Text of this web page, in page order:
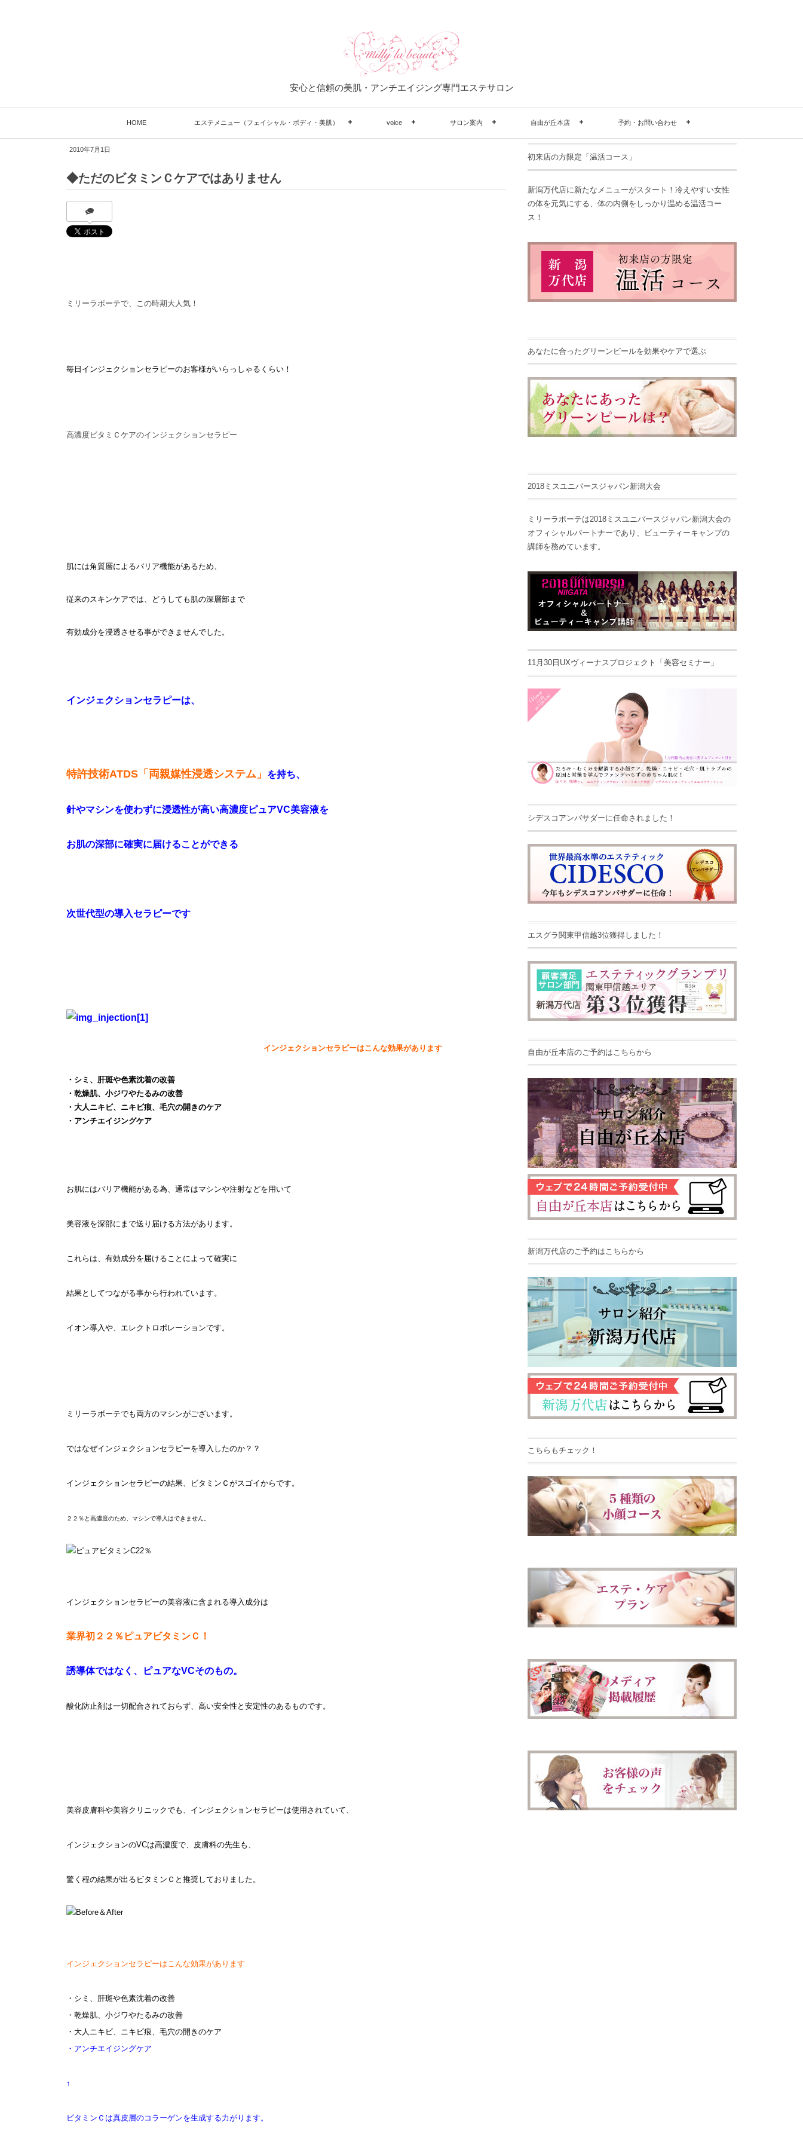
安心と信頼の美肌・アンチエイジング専門エステサロン
HOME エステメニュー（フェイシャル・ボディ・美肌） voice サロン案内 自由が丘本店 予約・お問い合わせ
2010年7月1日
◆ただのビタミンＣケアではありません
ミリーラボーテで、この時期大人気！
毎日インジェクションセラピーのお客様がいらっしゃるくらい！
高濃度ビタミＣケアのインジェクションセラピー
肌には角質層によるバリア機能があるため、
従来のスキンケアでは、どうしても肌の深層部まで
有効成分を浸透させる事ができませんでした。
インジェクションセラピーは、
特許技術ATDS「両親媒性浸透システム」 を持ち、
針やマシンを使わずに浸透性が高い高濃度ピュアVC美容液を
お肌の深部に確実に届けることができる
次世代型の導入セラピーです
インジェクションセラピーはこんな効果があります
・シミ、肝斑や色素沈着の改善
・乾燥肌、小ジワやたるみの改善
・大人ニキビ、ニキビ痕、毛穴の開きのケア
・アンチエイジングケア
お肌にはバリア機能がある為、通常はマシンや注射などを用いて
美容液を深部にまで送り届ける方法があります。
これらは、有効成分を届けることによって確実に
結果としてつながる事から行われています。
イオン導入や、エレクトロポレーションです。
ミリーラボーテでも両方のマシンがございます。
ではなぜインジェクションセラピーを導入したのか？？
インジェクションセラピーの結果、ビタミンＣがスゴイからです。
２２％と高濃度のため、マシンで導入はできません。
インジェクションセラピーの美容液に含まれる導入成分は
業界初２２％ピュアビタミンＣ！
誘導体ではなく、ピュアなVCそのもの。
酸化防止剤は一切配合されておらず、高い安全性と安定性のあるものです。
美容皮膚科や美容クリニックでも、インジェクションセラピーは使用されていて、
インジェクションのVCは高濃度で、皮膚科の先生も、
驚く程の結果が出るビタミンＣと推奨しておりました。
インジェクションセラピーはこんな効果があります
・シミ、肝斑や色素沈着の改善
・乾燥肌、小ジワやたるみの改善
・大人ニキビ、ニキビ痕、毛穴の開きのケア
・アンチエイジングケア
↑
ビタミンＣは真皮層のコラーゲンを生成する力がります。
初来店の方限定「温活コース」
新潟万代店に新たなメニューがスタート！冷えやすい女性
の体を元気にする、体の内側をしっかり温める温活コー
ス！
あなたに合ったグリーンピールを効果やケアで選ぶ
2018ミスユニバースジャパン新潟大会
ミリーラボーテは2018ミスユニバースジャパン新潟大会の
オフィシャルパートナーであり、ビューティーキャンプの
講師を務めています。
11月30日UXヴィーナスプロジェクト「美容セミナー」
シデスコアンバサダーに任命されました！
エスグラ関東甲信越3位獲得しました！
自由が丘本店のご予約はこちらから
新潟万代店のご予約はこちらから
こちらもチェック！